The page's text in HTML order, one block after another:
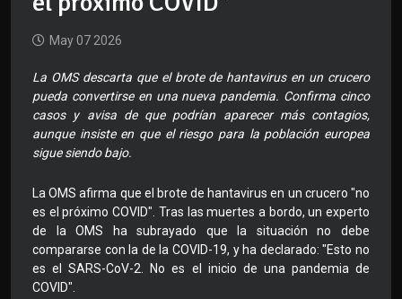
May 07 2026
La OMS descarta que el brote de hantavirus en un crucero
pueda convertirse en una nueva pandemia. Confirma cinco
casos y avisa de que podrían aparecer más contagios,
aunque insiste en que el riesgo para la población europea
sigue siendo bajo.
La OMS afirma que el brote de hantavirus en un crucero "no
es el próximo COVID". Tras las muertes a bordo, un experto
de la OMS ha subrayado que la situación no debe
compararse con la de la COVID-19, y ha declarado: "Esto no
es el SARS-CoV-2. No es el inicio de una pandemia de
COVID".